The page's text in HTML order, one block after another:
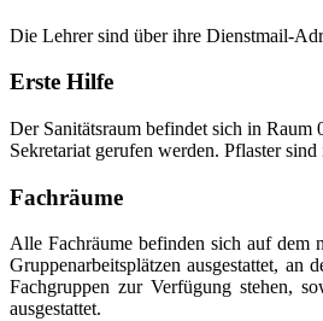
Die Lehrer sind über ihre Dienstmail-
Erste Hilfe
Der Sanitätsraum befindet sich in
Sekretariat gerufen werden. Pflaster
Fachräume
Alle Fachräume befinden sich auf dem
Gruppenarbeitsplätzen ausgestattet,
Fachgruppen zur Verfügung stehen,
ausgestattet.